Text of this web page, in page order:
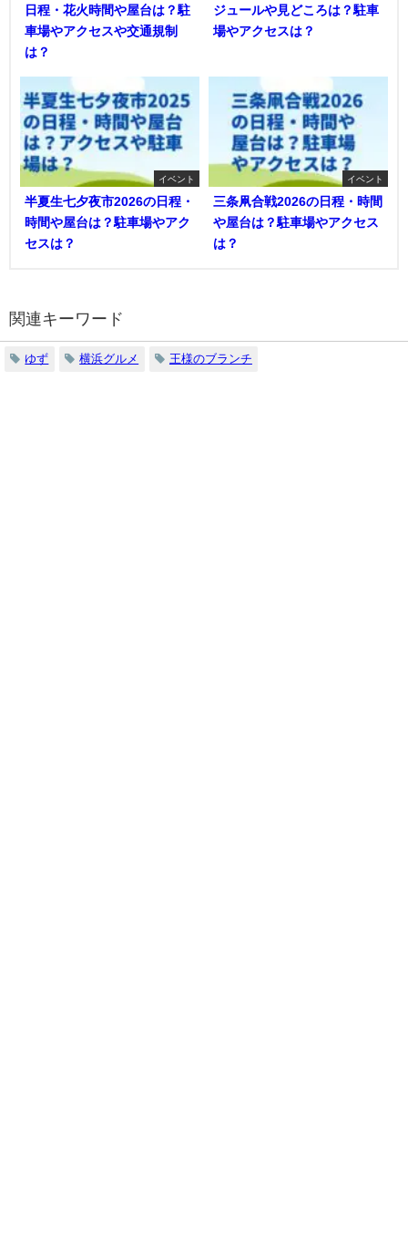
日程・花火時間や屋台は？駐
車場やアクセスや交通規制
は？
ジュールや見どころは？駐車
場やアクセスは？
イベント
半夏生七夕夜市2026の日程・
時間や屋台は？駐車場やアク
セスは？
イベント
三条凧合戦2026の日程・時間
や屋台は？駐車場やアクセス
は？
関連キーワード
ゆず 横浜グルメ 王様のブランチ